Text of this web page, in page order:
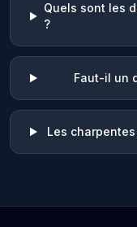
Quels sont les
?
Faut-il un
Les